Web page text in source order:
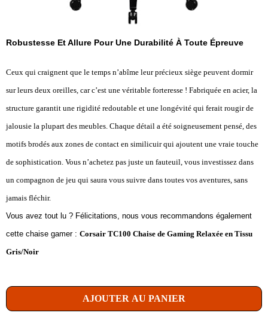
Robustesse Et Allure Pour Une Durabilité À Toute Épreuve
Ceux qui craignent que le temps n’abîme leur précieux siège peuvent dormir
sur leurs deux oreilles, car c’est une véritable forteresse ! Fabriquée en acier, la
structure garantit une rigidité redoutable et une longévité qui ferait rougir de
jalousie la plupart des meubles. Chaque détail a été soigneusement pensé, des
motifs brodés aux zones de contact en similicuir qui ajoutent une vraie touche
de sophistication. Vous n’achetez pas juste un fauteuil, vous investissez dans
un compagnon de jeu qui saura vous suivre dans toutes vos aventures, sans
jamais fléchir.
Vous avez tout lu ? Félicitations, nous vous recommandons également
cette chaise gamer : Corsair TC100 Chaise de Gaming Relaxée en Tissu
Gris/Noir
AJOUTER AU PANIER